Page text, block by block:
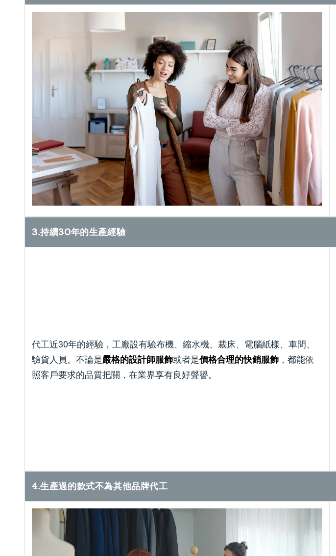
3.持續30年的生產經驗
代工近30年的經驗，工廠設有驗布機、縮水機、裁床、電腦紙樣、車間、
驗貨人員。不論是嚴格的設計師服飾或者是價格合理的快銷服飾 ， 都能依
照客戶要求的品質把關，在業界享有良好聲譽。
4.生產過的款式不為其他品牌代工